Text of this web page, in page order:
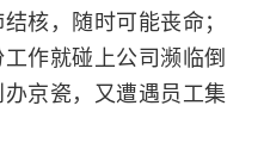
核，随时可能丧命；
作就碰上公司濒临倒
京瓷，又遭遇员工集